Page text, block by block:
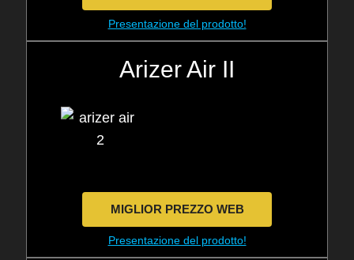
Presentazione del prodotto!
Arizer Air II
MIGLIOR PREZZO WEB
Presentazione del prodotto!